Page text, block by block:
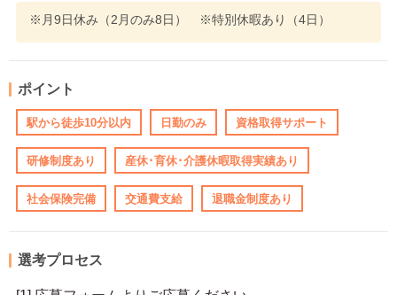
※月9日休み（2月のみ8日） ※特別休暇あり（4日）
ポイント
駅から徒歩10分以内 日勤のみ 資格取得サポート
研修制度あり 産休･育休･介護休暇取得実績あり
社会保険完備 交通費支給 退職金制度あり
選考プロセス